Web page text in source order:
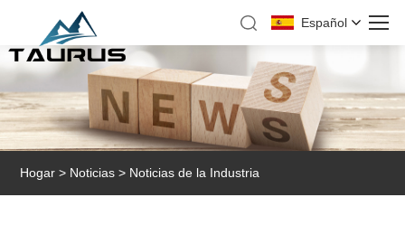
Español
Hogar > Noticias > Noticias de la Industria